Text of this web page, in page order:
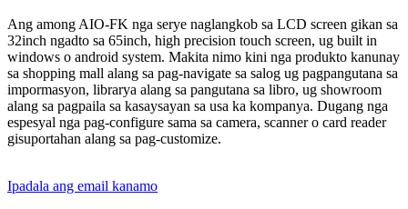
Ang among AIO-FK nga serye naglangkob sa LCD screen gikan sa
32inch ngadto sa 65inch, high precision touch screen, ug built in
windows o android system. Makita nimo kini nga produkto kanunay
sa shopping mall alang sa pag-navigate sa salog ug pagpangutana sa
impormasyon, librarya alang sa pangutana sa libro, ug showroom
alang sa pagpaila sa kasaysayan sa usa ka kompanya. Dugang nga
espesyal nga pag-configure sama sa camera, scanner o card reader
gisuportahan alang sa pag-customize.
Ipadala ang email kanamo